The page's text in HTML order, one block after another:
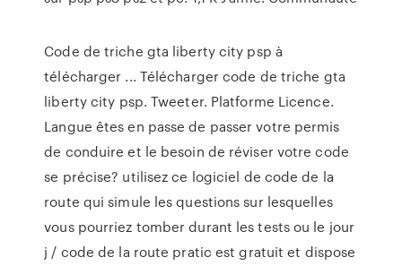
Code de triche gta liberty city psp à
télécharger ... Télécharger code de triche gta
liberty city psp. Tweeter. Platforme Licence.
Langue êtes en passe de passer votre permis
de conduire et le besoin de réviser votre code
se précise? utilisez ce logiciel de code de la
route qui simule les questions sur lesquelles
vous pourriez tomber durant les tests ou le jour
j / code de la route pratic est gratuit et dispose